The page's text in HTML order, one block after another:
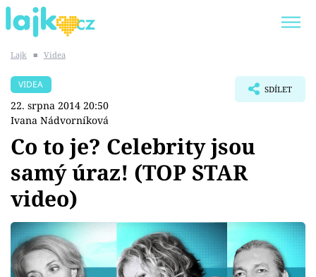
SHOPAHOLICADEL
Témata
Showbyznys
Youtubeři
Lajk ■ Videa
VIDEA
22. srpna 2014 20:50
Ivana Nádvorníková
SDÍLET
Co to je? Celebrity jsou
samý úraz! (TOP STAR
video)